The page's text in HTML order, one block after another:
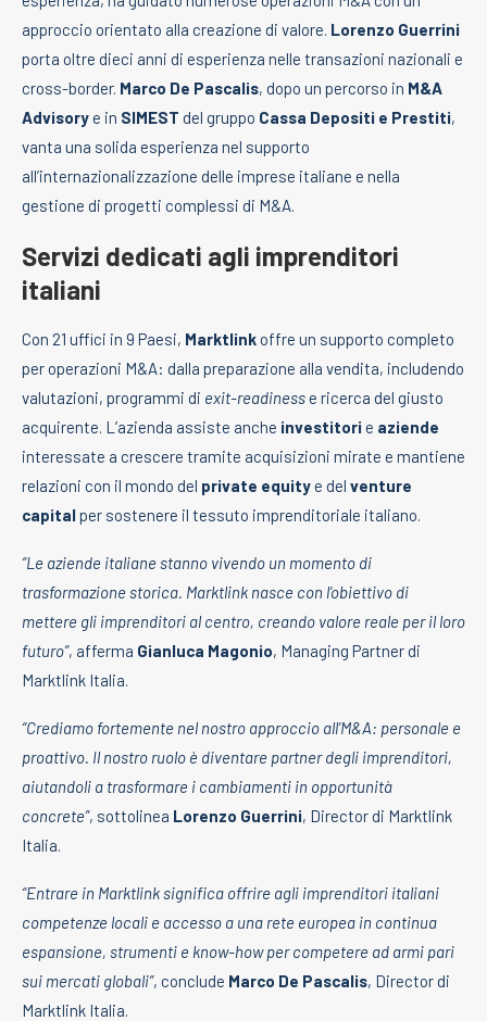
approccio orientato alla creazione di valore. Lorenzo Guerrini
porta oltre dieci anni di esperienza nelle transazioni nazionali e
cross-border. Marco De Pascalis, dopo un percorso in M&A
Advisorye in SIMEST del gruppo Cassa Depositi e Prestiti,
vanta una solida esperienza nel supporto
all’internazionalizzazione delle imprese italiane e nella
gestione di progetti complessi di M&A.
Servizi dedicati agli imprenditori
italiani
Con 21 uffici in 9 Paesi, Marktlinkoffre un supporto completo
per operazioni M&A: dalla preparazione alla vendita, includendo
valutazioni, programmi di exit-readinesse ricerca del giusto
acquirente. L’azienda assiste anche investitorie aziende
interessate a crescere tramite acquisizioni mirate e mantiene
relazioni con il mondo del private equitye del venture
capitalper sostenere il tessuto imprenditoriale italiano.
“Le aziende italiane stanno vivendo un momento di
trasformazione storica. Marktlink nasce con l’obiettivo di
mettere gli imprenditori al centro, creando valore reale per il loro
futuro”, afferma Gianluca Magonio, Managing Partner di
Marktlink Italia.
“Crediamo fortemente nel nostro approccio all’M&A: personale e
proattivo. Il nostro ruolo è diventare partner degli imprenditori,
aiutandoli a trasformare i cambiamenti in opportunità
concrete”, sottolinea Lorenzo Guerrini, Director di Marktlink
Italia.
“Entrare in Marktlink significa offrire agli imprenditori italiani
competenze locali e accesso a una rete europea in continua
espansione, strumenti e know-how per competere ad armi pari
sui mercati globali”, conclude Marco De Pascalis, Director di
Marktlink Italia.